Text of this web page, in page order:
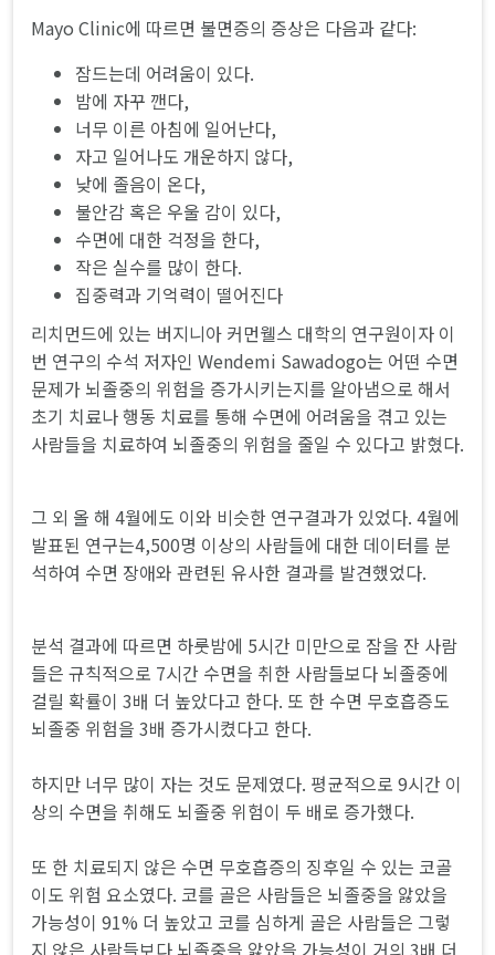
Mayo Clinic에 따르면 불면증의 증상은 다음과 같다:
잠드는데 어려움이 있다.
밤에 자꾸 깬다,
너무 이른 아침에 일어난다,
자고 일어나도 개운하지 않다,
낮에 졸음이 온다,
불안감 혹은 우울 감이 있다,
수면에 대한 걱정을 한다,
작은 실수를 많이 한다.
집중력과 기억력이 떨어진다
리치먼드에 있는 버지니아 커먼웰스 대학의 연구원이자 이
번 연구의 수석 저자인 Wendemi Sawadogo는 어떤 수면
문제가 뇌졸중의 위험을 증가시키는지를 알아냄으로 해서
초기 치료나 행동 치료를 통해 수면에 어려움을 겪고 있는
사람들을 치료하여 뇌졸중의 위험을 줄일 수 있다고 밝혔다.
그 외 올 해 4월에도 이와 비슷한 연구결과가 있었다. 4월에
발표된 연구는4,500명 이상의 사람들에 대한 데이터를 분
석하여 수면 장애와 관련된 유사한 결과를 발견했었다.
분석 결과에 따르면 하룻밤에 5시간 미만으로 잠을 잔 사람
들은 규칙적으로 7시간 수면을 취한 사람들보다 뇌졸중에
걸릴 확률이 3배 더 높았다고 한다. 또 한 수면 무호흡증도
뇌졸중 위험을 3배 증가시켰다고 한다.
하지만 너무 많이 자는 것도 문제였다. 평균적으로 9시간 이
상의 수면을 취해도 뇌졸중 위험이 두 배로 증가했다.
또 한 치료되지 않은 수면 무호흡증의 징후일 수 있는 코골
이도 위험 요소였다. 코를 골은 사람들은 뇌졸중을 앓았을
가능성이 91% 더 높았고 코를 심하게 골은 사람들은 그렇
지 않은 사람들보다 뇌졸중을 앓았을 가능성이 거의 3배 더